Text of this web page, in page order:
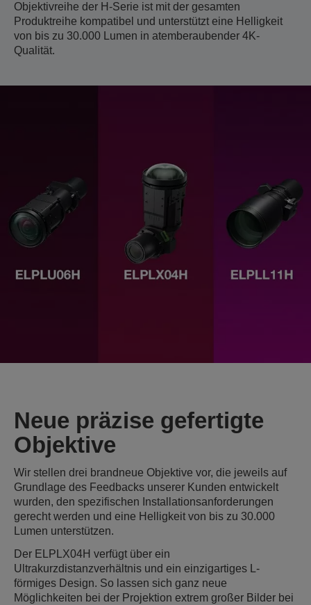
Objektivreihe der H-Serie ist mit der gesamten
Produktreihe kompatibel und unterstützt eine Helligkeit
von bis zu 30.000 Lumen in atemberaubender 4K-
Qualität.
Neue präzise gefertigte
Objektive
Wir stellen drei brandneue Objektive vor, die jeweils auf
Grundlage des Feedbacks unserer Kunden entwickelt
wurden, den spezifischen Installationsanforderungen
gerecht werden und eine Helligkeit von bis zu 30.000
Lumen unterstützen.
Der ELPLX04H verfügt über ein
Ultrakurzdistanzverhältnis und ein einzigartiges L-
förmiges Design. So lassen sich ganz neue
Möglichkeiten bei der Projektion extrem großer Bilder bei